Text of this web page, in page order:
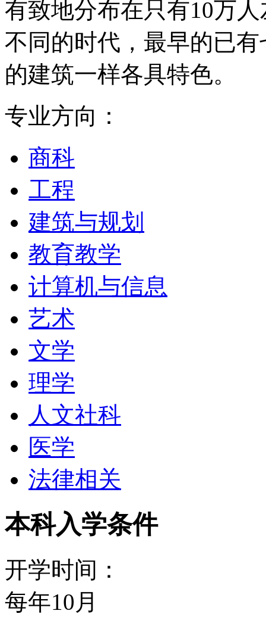
有致地分布在只有10万
不同的时代，最早的已
的建筑一样各具特色。
专业方向：
商科
工程
建筑与规划
教育教学
计算机与信息
艺术
文学
理学
人文社科
医学
法律相关
本科入学条件
开学时间：
每年10月